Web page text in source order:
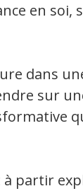
en soi,
dans
sur
partir